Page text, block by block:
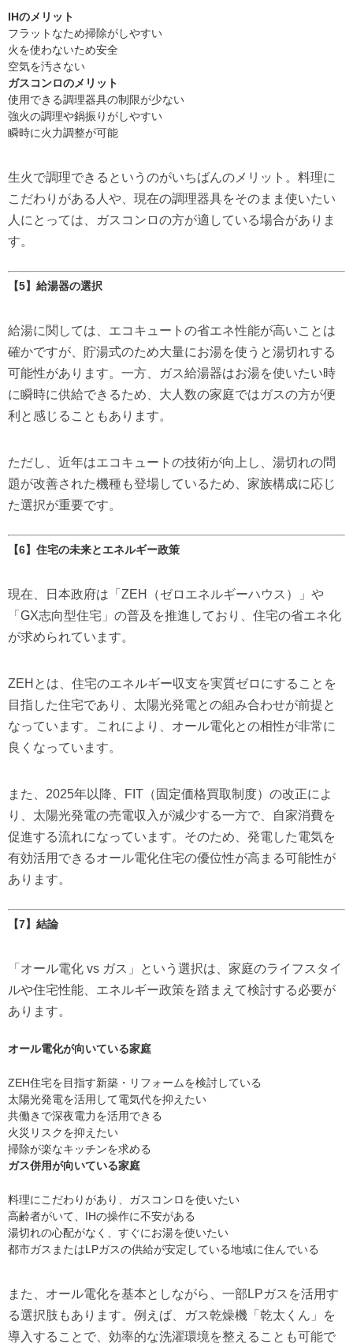
IHのメリット
フラットなため掃除がしやすい
火を使わないため安全
空気を汚さない
ガスコンロのメリット
使用できる調理器具の制限が少ない
強火の調理や鍋振りがしやすい
瞬時に火力調整が可能
生火で調理できるというのがいちばんのメリット。料理に
こだわりがある人や、現在の調理器具をそのまま使いたい
人にとっては、ガスコンロの方が適している場合がありま
す。
【5】給湯器の選択
給湯に関しては、エコキュートの省エネ性能が高いことは
確かですが、貯湯式のため大量にお湯を使うと湯切れする
可能性があります。一方、ガス給湯器はお湯を使いたい時
に瞬時に供給できるため、大人数の家庭ではガスの方が便
利と感じることもあります。
ただし、近年はエコキュートの技術が向上し、湯切れの問
題が改善された機種も登場しているため、家族構成に応じ
た選択が重要です。
【6】住宅の未来とエネルギー政策
現在、日本政府は「ZEH（ゼロエネルギーハウス）」や
「GX志向型住宅」の普及を推進しており、住宅の省エネ化
が求められています。
ZEHとは、住宅のエネルギー収支を実質ゼロにすることを
目指した住宅であり、太陽光発電との組み合わせが前提と
なっています。これにより、オール電化との相性が非常に
良くなっています。
また、2025年以降、FIT（固定価格買取制度）の改正によ
り、太陽光発電の売電収入が減少する一方で、自家消費を
促進する流れになっています。そのため、発電した電気を
有効活用できるオール電化住宅の優位性が高まる可能性が
あります。
【7】結論
「オール電化 vs ガス」という選択は、家庭のライフスタイ
ルや住宅性能、エネルギー政策を踏まえて検討する必要が
あります。
オール電化が向いている家庭
ZEH住宅を目指す新築・リフォームを検討している
太陽光発電を活用して電気代を抑えたい
共働きで深夜電力を活用できる
火災リスクを抑えたい
掃除が楽なキッチンを求める
ガス併用が向いている家庭
料理にこだわりがあり、ガスコンロを使いたい
高齢者がいて、IHの操作に不安がある
湯切れの心配がなく、すぐにお湯を使いたい
都市ガスまたはLPガスの供給が安定している地域に住んでいる
また、オール電化を基本としながら、一部LPガスを活用す
る選択肢もあります。例えば、ガス乾燥機「乾太くん」を
導入することで、効率的な洗濯環境を整えることも可能で